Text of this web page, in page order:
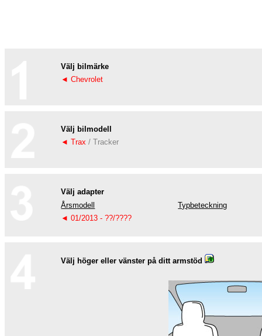
Välj bilmärke
◄ Chevrolet
Välj bilmodell
◄ Trax/ Tracker
Välj adapter
Årsmodell
Typbeteckning
◄ 01/2013 - ??/????
Välj höger eller vänster på ditt armstöd